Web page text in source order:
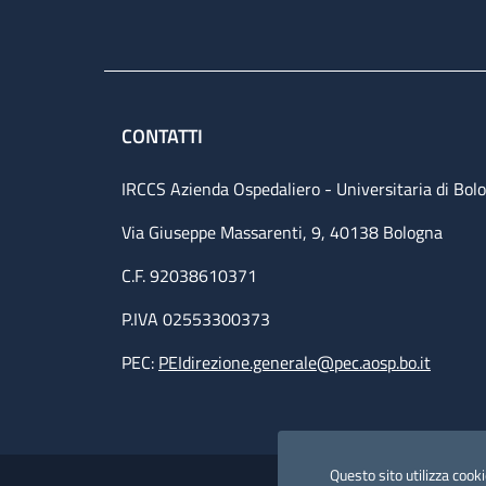
Questo sito utilizza
CONTATTI
IRCCS Azienda Ospedaliero - Universitaria di
Via Giuseppe Massarenti, 9, 40138 Bologna
C.F. 92038610371
P.IVA 02553300373
PEC: PEIdirezione.generale@pec.aosp.bo.it
Useful links section